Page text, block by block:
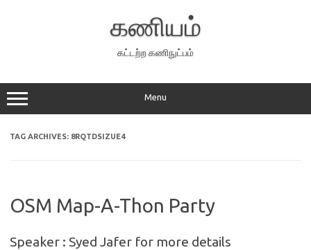
கணியம்
கட்டற்ற கணிநுட்பம்
Menu
TAG ARCHIVES: 8RQTDSIZUE4
OSM Map-A-Thon Party
Speaker : Syed Jafer for more details